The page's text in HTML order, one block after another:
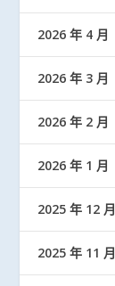
2026 年 4 月
2026 年 3 月
2026 年 2 月
2026 年 1 月
2025 年 12 月
2025 年 11 月